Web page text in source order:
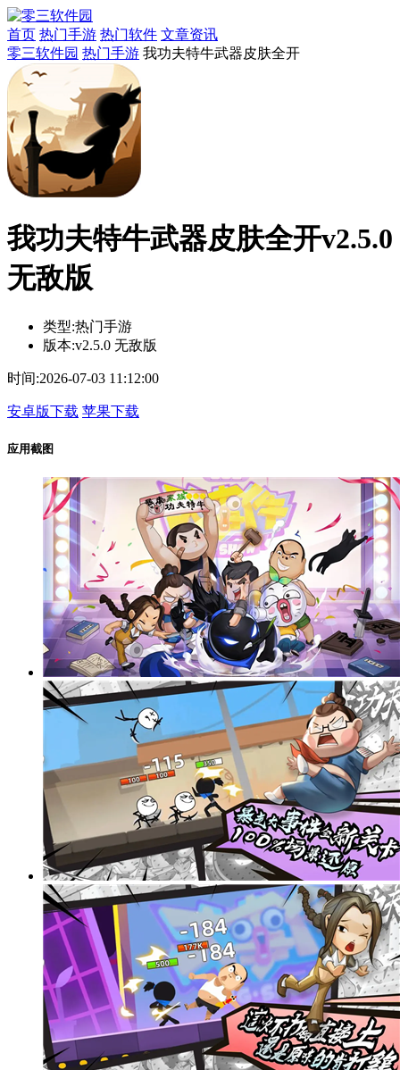
首页 热门手游 热门软件 文章资讯
零三软件园 热门手游 我功夫特牛武器皮肤全开
我功夫特牛武器皮肤全开v2.5.0
无敌版
类型:热门手游
版本:v2.5.0 无敌版
时间:2026-07-03 11:12:00
安卓版下载 苹果下载
应用截图